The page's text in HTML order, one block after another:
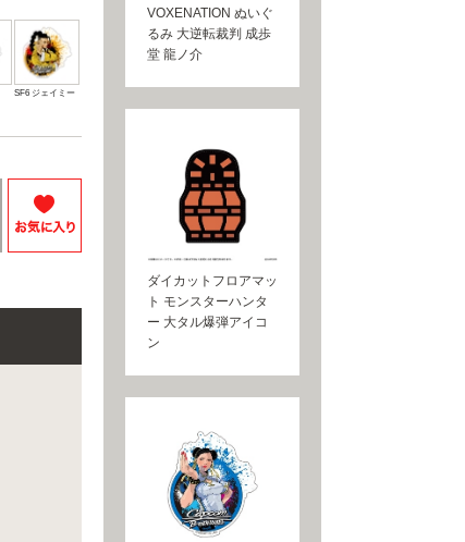
SF6 ジェイミー
VOXENATION ぬいぐ
るみ 大逆転裁判 成歩
堂 龍ノ介
ダイカットフロアマッ
ト モンスターハンタ
ー 大タル爆弾アイコ
ン